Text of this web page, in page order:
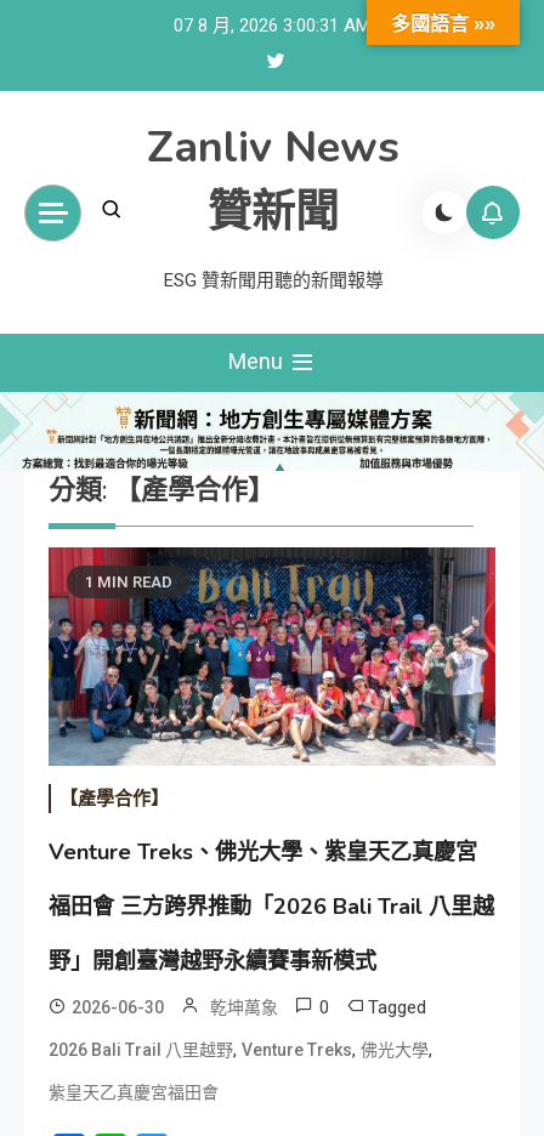
07 8 月, 2026 3:00:33 AM
Zanliv News
贊新聞
ESG 贊新聞用聽的新聞報導
Menu
分類: 【產學合作】
1 MIN READ
【產學合作】
Venture Treks、佛光大學、紫皇天乙真慶宮
福田會 三方跨界推動「2026 Bali Trail 八里越
野」開創臺灣越野永續賽事新模式
2026-06-30 乾坤萬象 0 Tagged
2026 Bali Trail 八里越野, Venture Treks, 佛光大學,
紫皇天乙真慶宮福田會
多國語言 »»